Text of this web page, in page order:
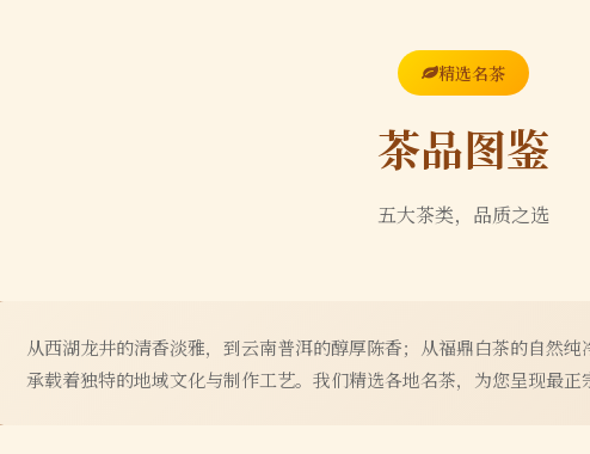
精选名茶
茶品图鉴
五大茶类，品质之选
从西湖龙井的清香淡雅，到云南普洱的醇厚陈香；从福鼎白茶的自然
承载着独特的地域文化与制作工艺。我们精选各地名茶，为您呈现最正